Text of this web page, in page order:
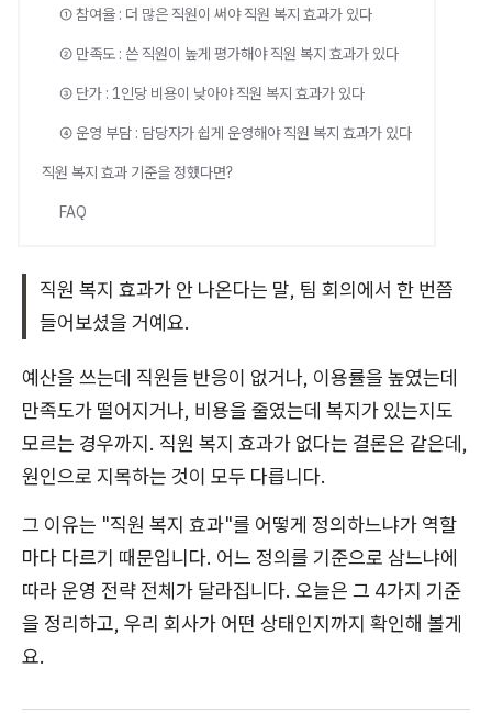
① 참여율 : 더 많은 직원이 써야 직원 복지 효과가 있다
② 만족도 : 쓴 직원이 높게 평가해야 직원 복지 효과가 있다
③ 단가 : 1인당 비용이 낮아야 직원 복지 효과가 있다
④ 운영 부담 : 담당자가 쉽게 운영해야 직원 복지 효과가 있다
직원 복지 효과 기준을 정했다면?
FAQ
직원 복지 효과가 안 나온다는 말, 팀 회의에서 한 번쯤
들어보셨을 거예요.
예산을 쓰는데 직원들 반응이 없거나, 이용률을 높였는데
만족도가 떨어지거나, 비용을 줄였는데 복지가 있는지도
모르는 경우까지. 직원 복지 효과가 없다는 결론은 같은데,
원인으로 지목하는 것이 모두 다릅니다.
그 이유는 "직원 복지 효과"를 어떻게 정의하느냐가 역할
마다 다르기 때문입니다. 어느 정의를 기준으로 삼느냐에
따라 운영 전략 전체가 달라집니다. 오늘은 그 4가지 기준
을 정리하고, 우리 회사가 어떤 상태인지까지 확인해 볼게
요.